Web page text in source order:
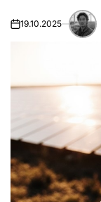
19.10.2025